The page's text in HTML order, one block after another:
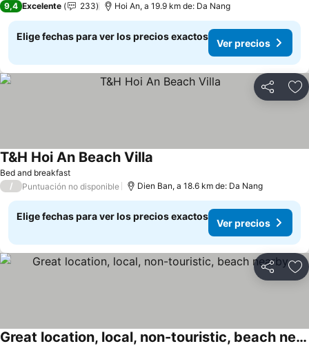
9,4 Excelente 233 Hoi An, a 19.9 km de: Da Nang
Elige fechas para ver los precios exactos
Ver precios
Compartir
Bed and breakfast
T&H Hoi An Beach Villa
/ Puntuación no disponible Dien Ban, a 18.6 km de: Da Nang
Elige fechas para ver los precios exactos
Ver precios
Compartir
Great location, local, non-touristic, beach nearby